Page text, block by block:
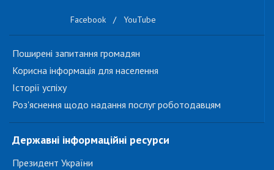
Facebook / YouTube
Поширені запитання громадян
Корисна інформація для населення
Історії успіху
Роз'яснення щодо надання послуг роботодавцям
Державні інформаційні ресурси
Президент України